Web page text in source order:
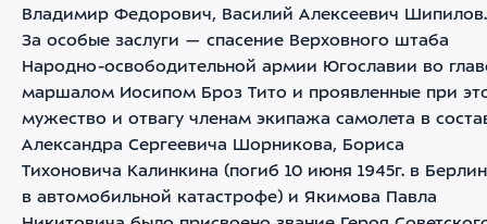
Владимир Федорович, Василий Алексеевич Шипилов.
За особые заслуги — спасение Верховного штаба
Народно-освободительной армии Югославии во
маршалом Иосипом Броз Тито и проявленные при
мужество и отвагу членам экипажа самолета в
Александра Сергеевича Шорникова, Бориса
Тихоновича Калинкина (погиб 10 июня 1945г. в
в автомобильной катастрофе) и Якимова Павла